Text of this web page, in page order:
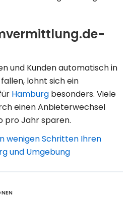
und Kunden automatisch in
lohnt sich ein
Hamburg besonders. Viele
einen Anbieterwechsel
pro Jahr sparen.
wenigen Schritten Ihren
und Umgebung